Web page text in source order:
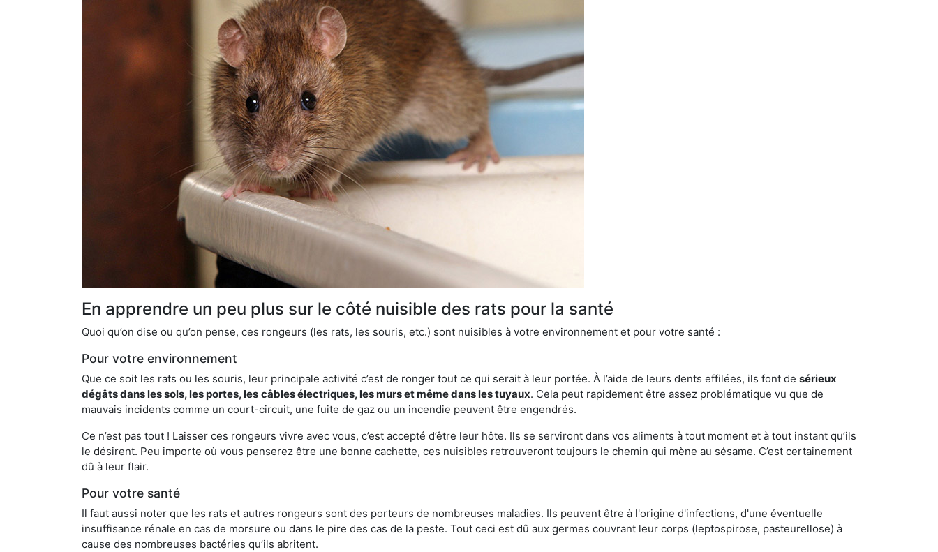
En apprendre un peu plus sur le côté nuisible des rats pour la santé
Quoi qu’on dise ou qu’on pense, ces rongeurs (les rats, les souris, etc.) sont nuisibles à votre environnement et pour votre santé :
Pour votre environnement
Que ce soit les rats ou les souris, leur principale activité c’est de ronger tout ce qui serait à leur portée. À l’aide de leurs dents effilées, ils font de sérieux
dégâts dans les sols, les portes, les câbles électriques, les murs et même dans les tuyaux. Cela peut rapidement être assez problématique vu que de
mauvais incidents comme un court-circuit, une fuite de gaz ou un incendie peuvent être engendrés.
Ce n’est pas tout ! Laisser ces rongeurs vivre avec vous, c’est accepté d’être leur hôte. Ils se serviront dans vos aliments à tout moment et à tout instant qu’ils
le désirent. Peu importe où vous penserez être une bonne cachette, ces nuisibles retrouveront toujours le chemin qui mène au sésame. C’est certainement
dû à leur flair.
Pour votre santé
Il faut aussi noter que les rats et autres rongeurs sont des porteurs de nombreuses maladies. Ils peuvent être à l'origine d'infections, d'une éventuelle
insuffisance rénale en cas de morsure ou dans le pire des cas de la peste. Tout ceci est dû aux germes couvrant leur corps (leptospirose, pasteurellose) à
cause des nombreuses bactéries qu’ils abritent.